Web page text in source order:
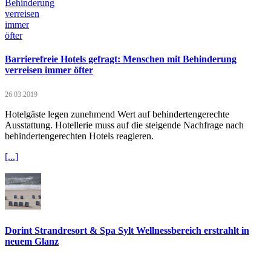
Barrierefreie Hotels gefragt: Menschen mit Behinderung
verreisen immer öfter
26.03.2019
Hotelgäste legen zunehmend Wert auf behindertengerechte
Ausstattung. Hotellerie muss auf die steigende Nachfrage nach
behindertengerechten Hotels reagieren.
[...]
Dorint Strandresort & Spa Sylt Wellnessbereich erstrahlt in
neuem Glanz